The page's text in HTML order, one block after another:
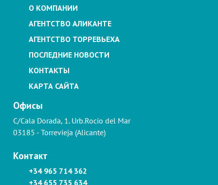
О КОМПАНИИ
АГЕНТСТВО АЛИКАНТЕ
АГЕНТСТВО ТОРРЕВЬЕХА
ПОСЛЕДНИЕ НОВОСТИ
КОНТАКТЫ
КАРТА САЙТА
Офисы
C/Cala Dorada, 1. Urb.Rocío del Mar
03185 - Torrevieja (Alicante)
Контакт
+34 965 714 362
+34 655 735 634